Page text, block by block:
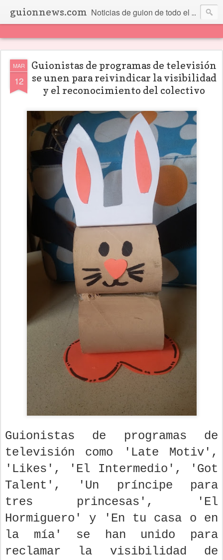
guionnews.com Noticias de guion de todo el mundo... Y más.
MAR
12
Guionistas de programas de televisión
se unen para reivindicar la visibilidad
y el reconocimiento del colectivo
Guionistas de programas de
televisión como 'Late Motiv',
'Likes', 'El Intermedio', 'Got
Talent', 'Un príncipe para
tres princesas', 'El
Hormiguero' y 'En tu casa o en
la mía' se han unido para
reclamar la visibilidad de